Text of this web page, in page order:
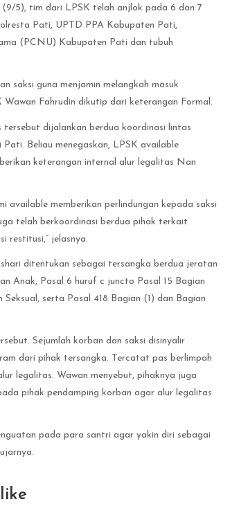
5), tim dari LPSK telah anjlok pada 6 dan 7
Pati, UPTD PPA Kabupaten Pati,
(PCNU) Kabupaten Pati dan tubuh
saksi guna menjamin melangkah masuk
Wawan Fahrudin dikutip dari keterangan Formal.
dijalankan berdua koordinasi lintas
Beliau menegaskan, LPSK available
keterangan internal alur legalitas Nan
memberikan perlindungan kepada saksi
telah berkoordinasi berdua pihak terkait
restitusi,” jelasnya.
ditentukan sebagai tersangka berdua jeratan
Anak, Pasal 6 huruf c juncto Pasal 15 Bagian
serta Pasal 418 Bagian (1) dan Bagian
Sejumlah korban dan saksi disinyalir
dari pihak tersangka. Tercatat pas berlimpah
legalitas. Wawan menyebut, pihaknya juga
pihak pendamping korban agar alur legalitas
pada para santri agar yakin diri sebagai